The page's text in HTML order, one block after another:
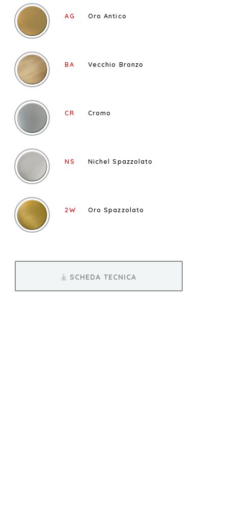
AG Oro Antico
BA Vecchio Bronzo
CR Cromo
NS Nichel Spazzolato
2W Oro Spazzolato
SCHEDA TECNICA